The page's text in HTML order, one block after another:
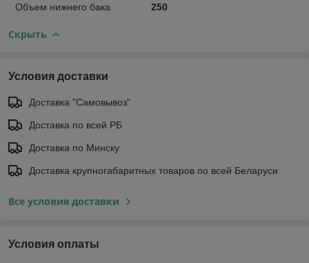
Объем нижнего бака 250
Скрыть
Условия доставки
Доставка "Самовывоз"
Доставка по всей РБ
Доставка по Минску
Доставка крупногабаритных товаров по всей Беларуси
Все условия доставки
Условия оплаты